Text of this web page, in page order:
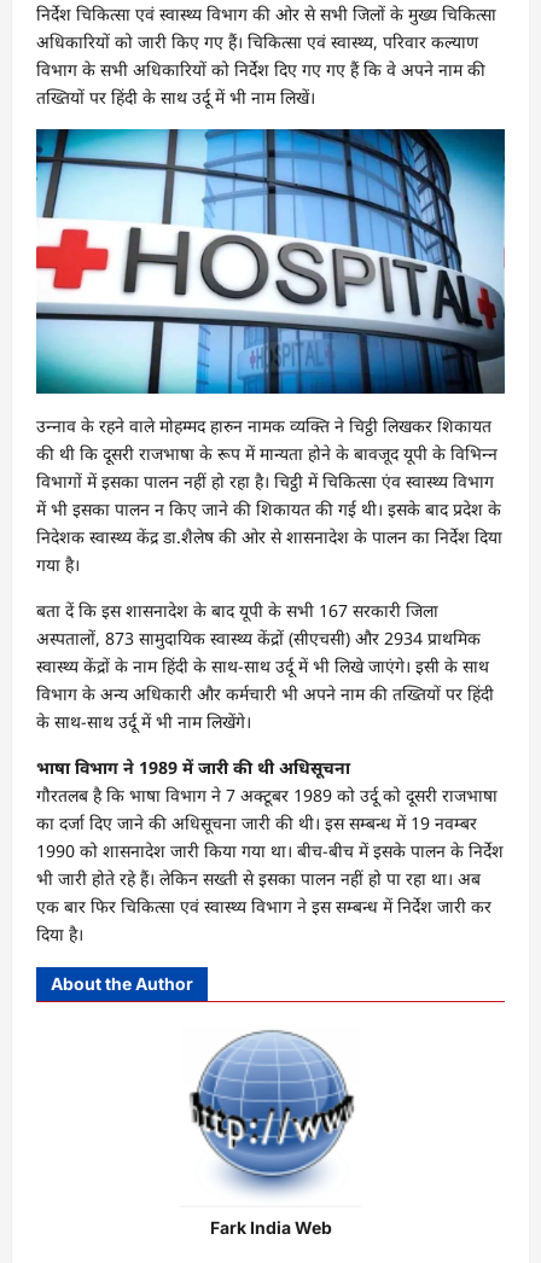
निर्देश चिकित्‍सा एवं स्‍वास्‍थ्‍य विभाग की ओर से सभी जिलों के मुख्‍य चिकित्‍सा
अधिकारियों को जारी किए गए हैं। चिकित्‍सा एवं स्‍वास्‍थ्‍य, परिवार कल्‍याण
विभाग के सभी अधिकारियों को निर्देश दिए गए गए हैं कि वे अपने नाम की
तख्तियों पर हिंदी के साथ उर्दू में भी नाम लिखें।
उन्‍नाव के रहने वाले मोहम्‍मद हारुन नामक व्‍यक्ति ने चिट्ठी लिखकर शिकायत
की थी कि दूसरी राजभाषा के रूप में मान्‍यता होने के बावजूद यूपी के विभिन्‍न
विभागों में इसका पालन नहीं हो रहा है। चिट्ठी में चिकित्‍सा एंव स्‍वास्‍थ्‍य विभाग
में भी इसका पालन न किए जाने की शिकायत की गई थी। इसके बाद प्रदेश के
निदेशक स्‍वास्‍थ्‍य केंद्र डा.शैलेष की ओर से शासनादेश के पालन का निर्देश दिया
गया है।
बता दें कि इस शासनादेश के बाद यूपी के सभी 167 सरकारी जिला
अस्‍पतालों, 873 सामुदायिक स्‍वास्‍थ्‍य केंद्रों (सीएचसी) और 2934 प्राथमिक
स्‍वास्‍थ्‍य केंद्रों के नाम हिंदी के साथ-साथ उर्दू में भी लिखे जाएंगे। इसी के साथ
विभाग के अन्‍य अधिकारी और कर्मचारी भी अपने नाम की तख्‍तियों पर हिंदी
के साथ-साथ उर्दू में भी नाम लिखेंगे।
भाषा विभाग ने 1989 में जारी की थी अधिसूचना
गौरतलब है कि भाषा विभाग ने 7 अक्‍टूबर 1989 को उर्दू को दूसरी राजभाषा
का दर्जा दिए जाने की अधिसूचना जारी की थी। इस सम्‍बन्‍ध में 19 नवम्‍बर
1990 को शासनादेश जारी किया गया था। बीच-बीच में इसके पालन के निर्देश
भी जारी होते रहे हैं। लेकिन सख्‍ती से इसका पालन नहीं हो पा रहा था। अब
एक बार फिर चिकित्‍सा एवं स्‍वास्‍थ्‍य विभाग ने इस सम्‍बन्‍ध में निर्देश जारी कर
दिया है।
About the Author
Fark India Web